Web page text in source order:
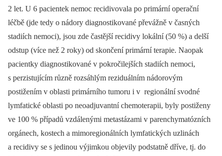
2 let. U 6 pacientek nemoc recidivovala po primární operační
léčbě (jde tedy o nádory diagnostikované převážně v časných
stadiích nemoci), jsou zde častější recidivy lokální (50 %) a delší
odstup (více než 2 roky) od skončení primární terapie. Naopak
pacientky diagnostikované v pokročilejších stadiích nemoci,
s perzistujícím různě rozsáhlým reziduálním nádorovým
postižením v oblasti primárního tumoru i v regionální svodné
lymfatické oblasti po neoadjuvantní chemoterapii, byly postiženy
ve 100 % případů vzdálenými metastázami v parenchymatózních
orgánech, kostech a mimoregionálních lymfatických uzlinách
a recidivy se s jedinou výjimkou objevily podstatně dříve, tj. do